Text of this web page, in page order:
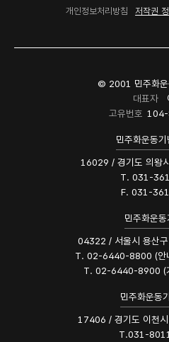
개인정보처리방침 저작권
© 2001 민주화운
대표자
고유번호
민주화운동기
16029 / 경기도 의왕
T. 031-
F. 031-
민주화운동
04322 / 서울시 용산
T. 02-6440-8800 (안
T. 02-6440-8900 (
민주화운동
17406 / 경기도 이천
T.031-